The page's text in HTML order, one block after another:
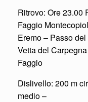
Ritrovo: Ore 23.00
Faggio
Eremo – Passo
Vetta del
Faggio
Dislivello: 200 m
medio –